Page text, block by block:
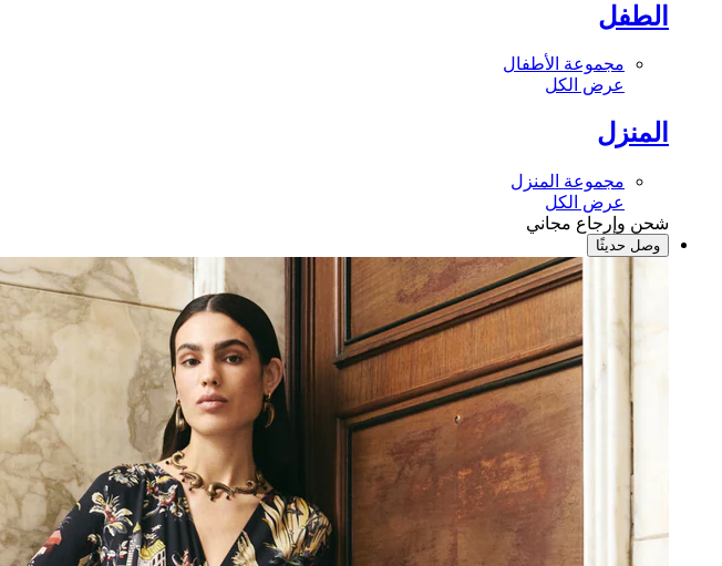
الطفل
مجموعة الأطفال
عرض الكل
المنزل
مجموعة المنزل
عرض الكل
شحن وإرجاع مجاني
وصل حديثًا